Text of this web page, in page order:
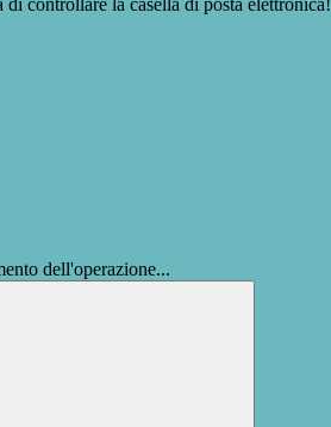
controllare la casella di posta elettronica!
dell'operazione...